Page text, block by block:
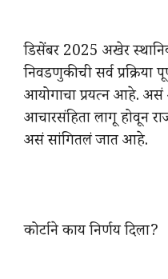
डिसेंबर 2025 अखेर
निवडणुकीची सर्व
आयोगाचा प्रयत्न आहे. असं
आचारसंहिता लागू होवून
असं सांगितलं जात आहे.
कोर्टाने काय निर्णय दिला?